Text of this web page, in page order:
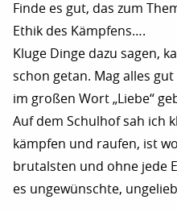
Finde es gut, das zum
Ethik des Kämpfens….
Kluge Dinge dazu sagen,
schon getan. Mag alles
im großen Wort „Liebe“
Auf dem Schulhof sah ich
kämpfen und raufen, ist
brutalsten und ohne jede
es ungewünschte,